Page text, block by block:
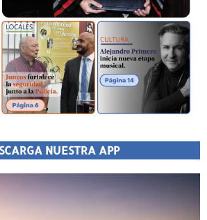
NUESTRA APP